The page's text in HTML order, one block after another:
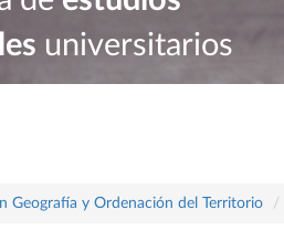
universitarios
Geografía y Ordenación del Territorio